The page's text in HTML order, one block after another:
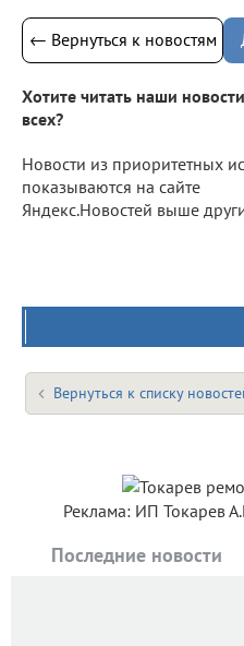
← Вернуться к новостям
Хотите читать наши
всех?
Новости из приоритетных
показываются на сайте
Яндекс.Новостей выше
Вернуться к списку
Реклама: ИП Токарев
Последние новости